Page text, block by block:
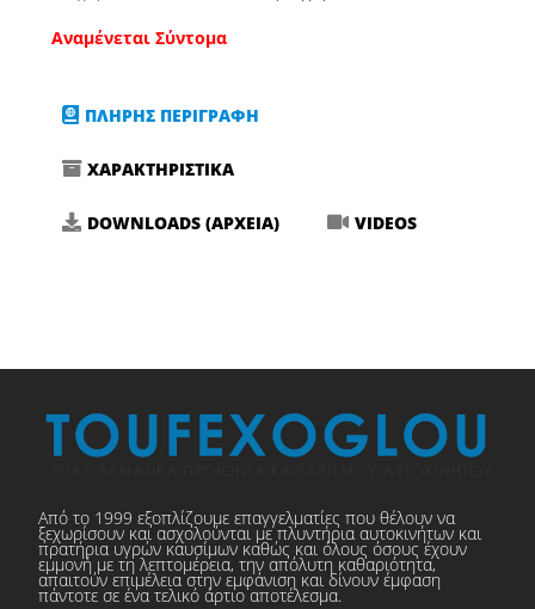
Αναμένεται Σύντομα
ΠΛΗΡΗΣ ΠΕΡΙΓΡΑΦΗ
ΧΑΡΑΚΤΗΡΙΣΤΙΚΑ
DOWNLOADS (ΑΡΧΕΙΑ) VIDEOS
Από το 1999 εξοπλίζουμε επαγγελματίες που θέλουν να
ξεχωρίσουν και ασχολούνται με πλυντήρια αυτοκινήτων και
πρατήρια υγρών καυσίμων καθώς και όλους όσους έχουν
εμμονή με τη λεπτομέρεια, την απόλυτη καθαριότητα,
απαιτούν επιμέλεια στην εμφάνιση και δίνουν έμφαση
πάντοτε σε ένα τελικό άρτιο αποτέλεσμα.